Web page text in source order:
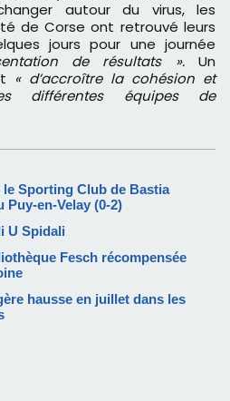
autour du virus, les
de Corse ont retrouvé leurs
jours pour une journée
de résultats ».Un
« d’accroître la cohésion et
différentes équipes de
Sporting Club de Bastia
Puy-en-Velay (0-2)
U Spidali
Fesch récompensée
hausse en juillet dans les